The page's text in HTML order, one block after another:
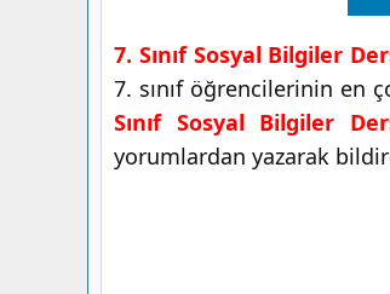
7. Sınıf Sosyal Bilgiler
7. sınıf öğrencilerinin en
Sınıf Sosyal Bilgiler
yorumlardan yazarak